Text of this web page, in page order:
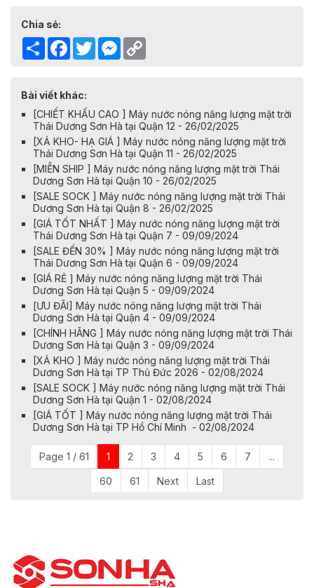
Chia sẻ:
Share Facebook
TwitterMessenger
Bài viết khác:
[CHIẾT KHẤU CAO ] Máy nước nóng năng lượng mặt trời
Thái Dương Sơn Hà tại Quận 12 - 26/02/2025
[XẢ KHO- HẠ GIÁ ] Máy nước nóng năng lượng mặt trời
Thái Dương Sơn Hà tại Quận 11 - 26/02/2025
[MIỄN SHIP ] Máy nước nóng năng lượng mặt trời Thái
Dương Sơn Hà tại Quận 10 - 26/02/2025
[SALE SOCK ] Máy nước nóng năng lượng mặt trời Thái
Dương Sơn Hà tại Quận 8 - 26/02/2025
[GIÁ TỐT NHẤT ] Máy nước nóng năng lượng mặt trời
Thái Dương Sơn Hà tại Quận 7 - 09/09/2024
[SALE ĐẾN 30% ] Máy nước nóng năng lượng mặt trời
Thái Dương Sơn Hà tại Quận 6 - 09/09/2024
[GIÁ RẺ ] Máy nước nóng năng lượng mặt trời Thái
Dương Sơn Hà tại Quận 5 - 09/09/2024
[ƯU ĐÃI] Máy nước nóng năng lượng mặt trời Thái
Dương Sơn Hà tại Quận 4 - 09/09/2024
[CHÍNH HÃNG ] Máy nước nóng năng lượng mặt trời Thái
Dương Sơn Hà tại Quận 3 - 09/09/2024
[XẢ KHO ] Máy nước nóng năng lượng mặt trời Thái
Dương Sơn Hà tại TP Thủ Đức 2026 - 02/08/2024
[SALE SOCK ] Máy nước nóng năng lượng mặt trời Thái
Dương Sơn Hà tại Quận 1 - 02/08/2024
[GIÁ TỐT ] Máy nước nóng năng lượng mặt trời Thái
Dương Sơn Hà tại TP Hồ Chí Minh - 02/08/2024
Page 1 / 61 1 2 3 4 5 6 7 ...
60 61 Next Last